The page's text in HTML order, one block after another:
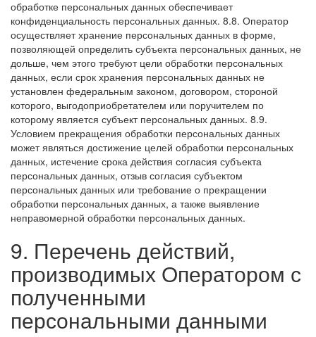
обработке персональных данных обеспечивает
конфиденциальность персональных данных. 8.8. Оператор
осуществляет хранение персональных данных в форме,
позволяющей определить субъекта персональных данных, не
дольше, чем этого требуют цели обработки персональных
данных, если срок хранения персональных данных не
установлен федеральным законом, договором, стороной
которого, выгодоприобретателем или поручителем по
которому является субъект персональных данных. 8.9.
Условием прекращения обработки персональных данных
может являться достижение целей обработки персональных
данных, истечение срока действия согласия субъекта
персональных данных, отзыв согласия субъектом
персональных данных или требование о прекращении
обработки персональных данных, а также выявление
неправомерной обработки персональных данных.
9. Перечень действий,
производимых Оператором с
полученными
персональными данными